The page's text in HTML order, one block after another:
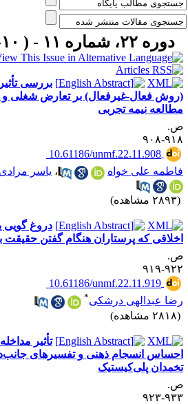
دوره ۲۲، شماره ۱۱ - ( ۱۰-۱۴۰۳ )
بررسی
فعال-غیرفعال) بر تعارض شغلی و
نیمه تجربی
۹۰۸
‎ 10.61186/unmf.22.11.908
علی خواه
،یاسر مرادی
دروغ گویی
که پرستاران هنگام گفتن حقیقت
۹۱۹
‎ 10.61186/unmf.22.11.919
عبدالهی درشکی
تأثیر مداخله
انسجام ذهنی و تفسیرهای
پلی‌کیستیک
۹۲۳